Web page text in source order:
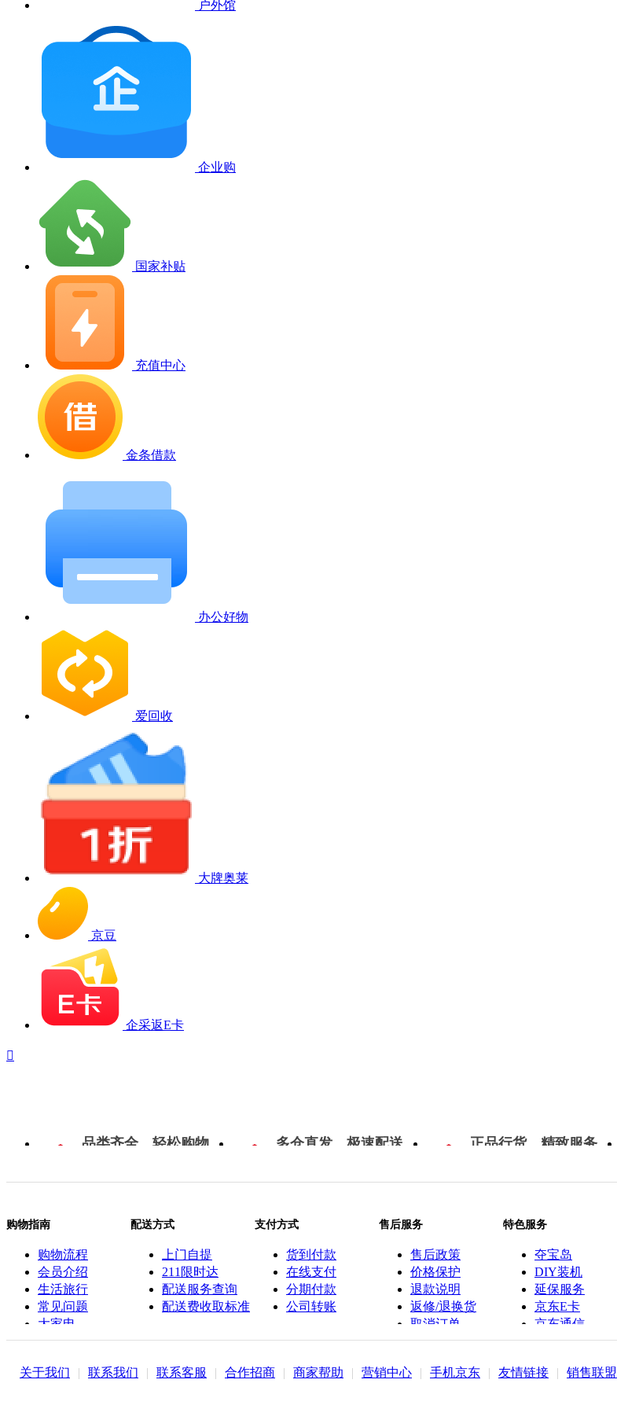
户外馆
企业购
国家补贴
充值中心
金条借款
办公好物
爱回收
大牌奥莱
京豆
企采返E卡

品类齐全，轻松购物 多仓直发，极速配送 正品行货，精致服务
购物指南
购物流程
会员介绍
生活旅行
常见问题
大家电
联系客服
配送方式
上门自提
211限时达
配送服务查询
配送费收取标准
支付方式
货到付款
在线支付
分期付款
公司转账
售后服务
售后政策
价格保护
退款说明
返修/退换货
取消订单
特色服务
夺宝岛
DIY装机
延保服务
京东E卡
京东通信
京鱼座智能
关于我们 | 联系我们 | 联系客服 | 合作招商 | 商家帮助 | 营销中心 | 手机京东 | 友情链接 | 销售联盟